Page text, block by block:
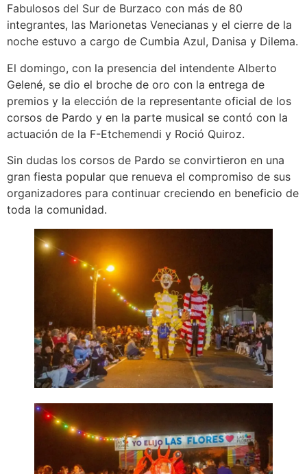
Fabulosos del Sur de Burzaco con más de 80
integrantes, las Marionetas Venecianas y el cierre de la
noche estuvo a cargo de Cumbia Azul, Danisa y Dilema.
El domingo, con la presencia del intendente Alberto
Gelené, se dio el broche de oro con la entrega de
premios y la elección de la representante oficial de los
corsos de Pardo y en la parte musical se contó con la
actuación de la F-Etchemendi y Roció Quiroz.
Sin dudas los corsos de Pardo se convirtieron en una
gran fiesta popular que renueva el compromiso de sus
organizadores para continuar creciendo en beneficio de
toda la comunidad.